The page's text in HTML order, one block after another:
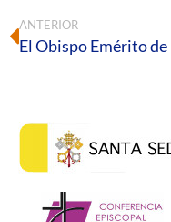
ANTERIOR